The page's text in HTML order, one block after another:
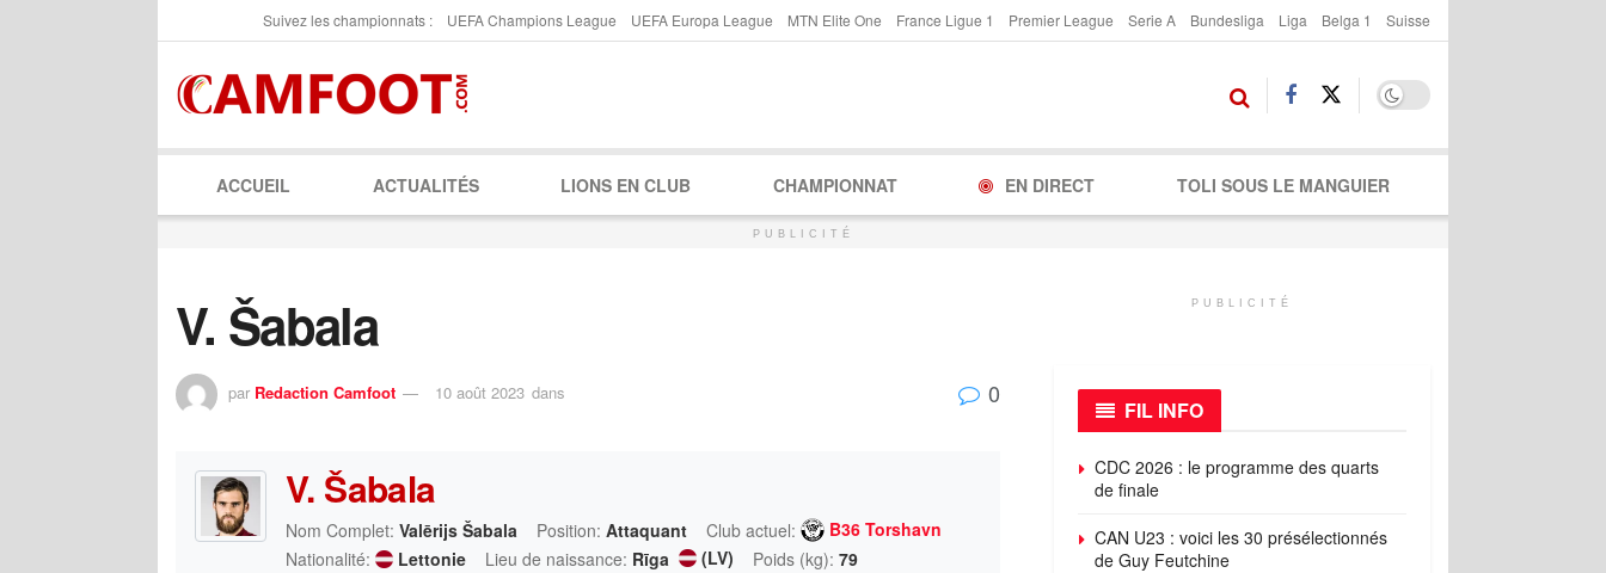
Suivez les championnats : UEFA Champions League UEFA Europa League MTN Elite One France Ligue 1 Premier League Serie A Bundesliga Liga Belga 1 Suisse
ACCUEIL ACTUALITÉS LIONS EN CLUB CHAMPIONNAT EN DIRECT TOLI SOUS LE MANGUIER
PUBLICITÉ
V. Šabala
par Redaction Camfoot 10 août 2023 dans 0
V. Šabala
Nom Complet: Valērijs Šabala Position: Attaquant Club actuel:
B36 Torshavn
Nationalité:
Lettonie Lieu de naissance: Rīga (LV) Poids (kg): 79
PUBLICITÉ
FIL INFO
CDC 2026 : le programme des quarts
de finale
CAN U23 : voici les 30 présélectionnés
de Guy Feutchine